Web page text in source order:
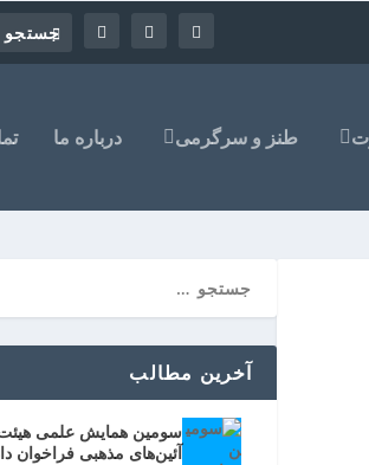
طنز و سرگرمی درباره ما
آخرین مطالب
سومین همایش علمی
آئین‌های مذهبی فراخوان